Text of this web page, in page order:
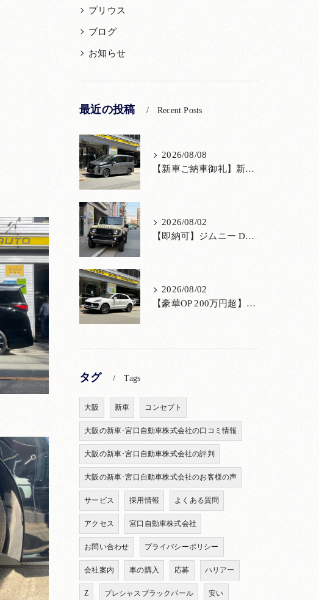
プリウス
ブログ
お知らせ
最近の投稿 Recent Posts
2026/08/08
【新車ご納車御礼】新型セレナをご納車いたしました！宮口自動車株式会社
2026/08/02
【即納可】ジムニー DAMD「little D.」コンプリート！登録済未使用車あり
2026/08/02
【豪華OP 200万円超】極上のポルシェ マカンが入荷！注目のオプション装備
タグ Tags
大阪 新車 コンセプト
大阪の新車･宮口自動車株式会社の口コミ情報
大阪の新車･宮口自動車株式会社の評判
大阪の新車･宮口自動車株式会社のお客様の声
サービス 採用情報 よくある質問
アクセス 宮口自動車株式会社
お問い合わせ プライバシーポリシー
会社案内 車の購入 応募 ハリアー
Z プレシャスブラックパール 安い